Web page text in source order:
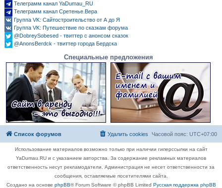
Телеграмм канал YaDumau_RU
Телеграмм канал Сретенье.Вера
Группа VK: Сайтостроительство от А до Я
Группа VK: Путешествие по сказкам форума
@DobreySobesed - твиттер с анонсом сказок
@AnonsBerdck - твиттер города Бердска
Специальные предложения
Список форумов Часовой пояс: UTC+07:00
Удалить cookies
Использование материалов возможно только при наличии гиперссылки на сайт
YaDumau.RU и с указанием авторства. За содержание рекламных материалов
ответственность несут рекламодатели. Администрация не несет ответственности за
сообщения, оставляемые посетителями сайта.
Создано на основе phpBB® Forum Software © phpBB Limited Русская поддержка phpBB